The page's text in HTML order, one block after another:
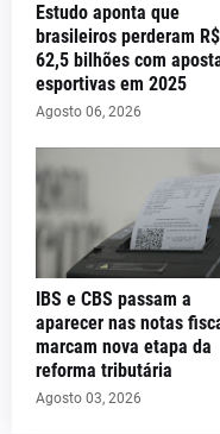
Estudo aponta que
brasileiros perderam R$
62,5 bilhões com
esportivas em 2025
Agosto 06, 2026
IBS e CBS passam a
aparecer nas notas
marcam nova etapa da
reforma tributária
Agosto 03, 2026